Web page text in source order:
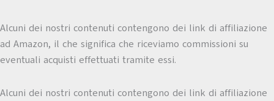
Alcuni dei nostri contenuti contengono dei link di affiliazione
ad Amazon, il che significa che riceviamo commissioni su
eventuali acquisti effettuati tramite essi.
Alcuni dei nostri contenuti contengono dei link di affiliazione